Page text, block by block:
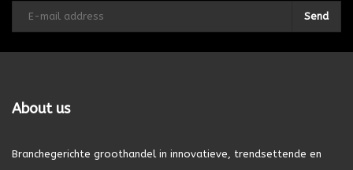
Send
About us
Branchegerichte groothandel in innovatieve, trendsettende en